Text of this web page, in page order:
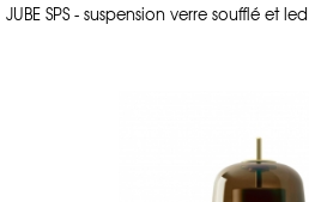
JUBE SPS - suspension verre soufflé et led